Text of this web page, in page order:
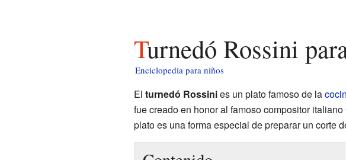
Turnedó Rossini
Enciclopedia para niños
El turnedó Rossinies un plato famoso de la
fue creado en honor al famoso compositor italiano
plato es una forma especial de preparar un corte